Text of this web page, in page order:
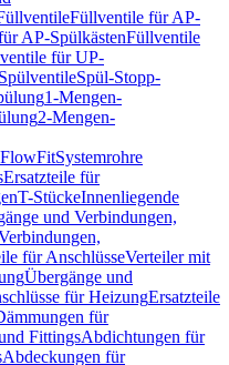
Füllventile für AP-
AP-SpülkästenFüllventile
für UP-
Spül-Stopp-
1-Mengen-
2-Mengen-
Systemrohre
Ersatzteile für
T-StückeInnenliegende
und Verbindungen,
für AnschlüsseVerteiler mit
Übergänge und
für HeizungErsatzteile
für
FittingsAbdichtungen für
Abdeckungen für